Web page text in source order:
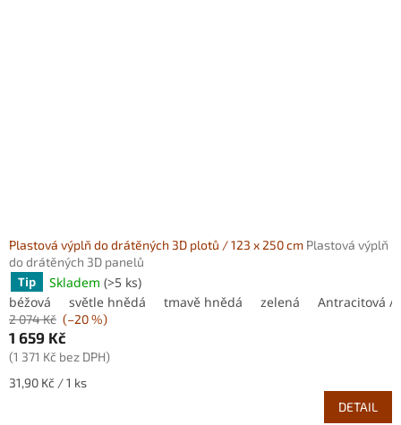
Plastová výplň do drátěných 3D plotů / 123 x 250 cm Plastová výplň
do drátěných 3D panelů
Tip Skladem (>5 ks)
béžová
světle hnědá tmavě hnědá zelená Antracitová /
2 074 Kč (–20 %)
1 659 Kč
(1 371 Kč bez DPH)
Měrná
31,90 Kč / 1 ks
DETAIL